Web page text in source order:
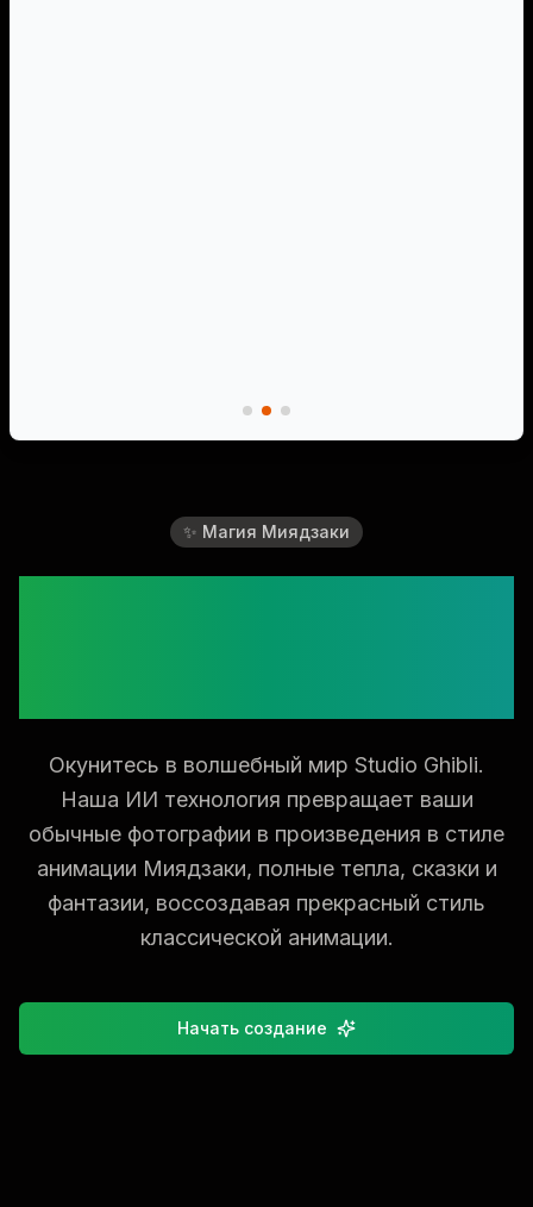
✨ Магия Миядзаки
Окунитесь в волшебный мир Studio Ghibli.
Наша ИИ технология превращает ваши
обычные фотографии в произведения в стиле
анимации Миядзаки, полные тепла, сказки и
фантазии, воссоздавая прекрасный стиль
классической анимации.
Начать создание